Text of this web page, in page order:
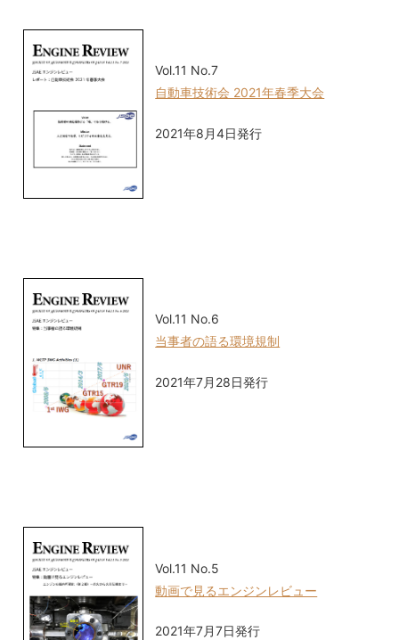
Vol.11 No.7
自動車技術会 2021年春季大会
2021年8月4日発行
Vol.11 No.6
当事者の語る環境規制
2021年7月28日発行
Vol.11 No.5
動画で見るエンジンレビュー
2021年7月7日発行